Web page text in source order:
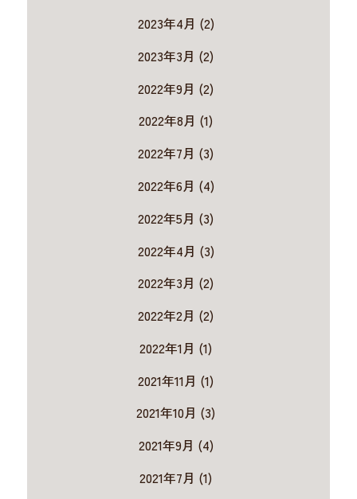
2023年4月 (2)
2023年3月 (2)
2022年9月 (2)
2022年8月 (1)
2022年7月 (3)
2022年6月 (4)
2022年5月 (3)
2022年4月 (3)
2022年3月 (2)
2022年2月 (2)
2022年1月 (1)
2021年11月 (1)
2021年10月 (3)
2021年9月 (4)
2021年7月 (1)